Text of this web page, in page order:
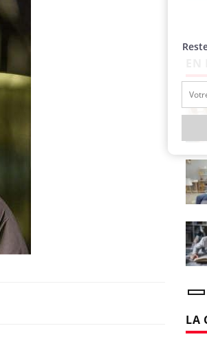
LA